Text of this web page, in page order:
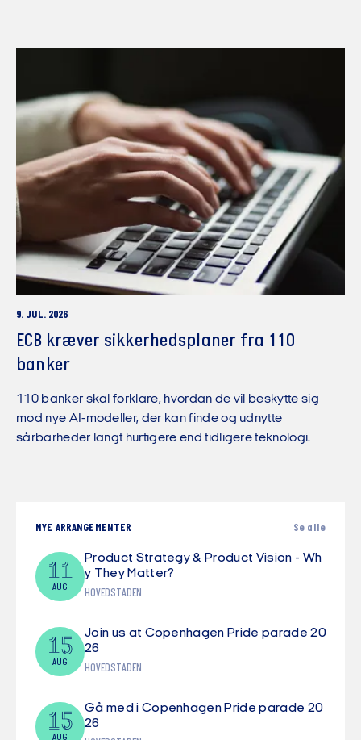
9. JUL. 2026
ECB kræver sikkerhedsplaner fra 110
banker
110 banker skal forklare, hvordan de vil beskytte sig
mod nye AI-modeller, der kan finde og udnytte
sårbarheder langt hurtigere end tidligere teknologi.
NYE ARRANGEMENTER Se alle
11
AUG
Product Strategy & Product Vision - Wh
y They Matter?
HOVEDSTADEN
15
AUG
Join us at Copenhagen Pride parade 20
26
HOVEDSTADEN
15
AUG
Gå med i Copenhagen Pride parade 20
26